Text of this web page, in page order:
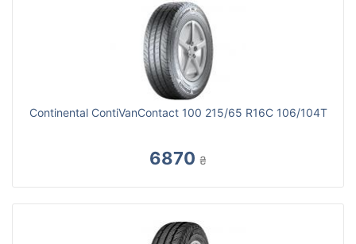
Continental ContiVanContact 100 215/65 R16C 106/104T
6870 ₴